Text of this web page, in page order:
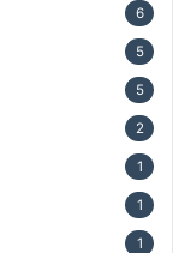
6
5
5
2
1
1
1